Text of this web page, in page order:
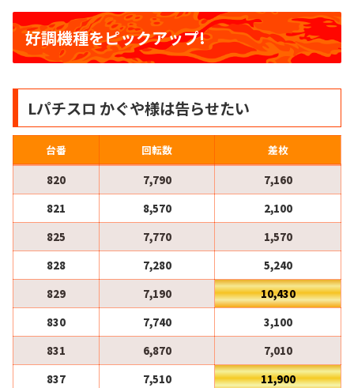
好調機種をピックアップ!
Lパチスロ かぐや様は告らせたい
台番 回転数
差枚
820
7,790
7,160
821
8,570
2,100
825
7,770
1,570
828
7,280
5,240
829
7,190
10,430
830
7,740
3,100
831
6,870
7,010
837
7,510
11,900